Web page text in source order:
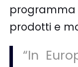
programma
prodotti e
“In